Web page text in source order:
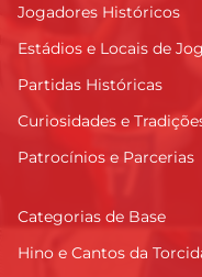
Jogadores Históricos
Estádios e Locais de
Partidas Históricas
Curiosidades e
Patrocínios e Parcerias
Categorias de Base
Hino e Cantos da